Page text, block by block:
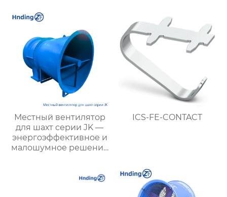
Местный вентилятор
для шахт серии JK —
энергоэффективное и
малошумное решение
ICS-FE-CONTACT